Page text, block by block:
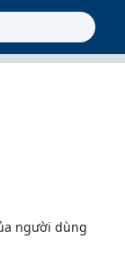
người dùng